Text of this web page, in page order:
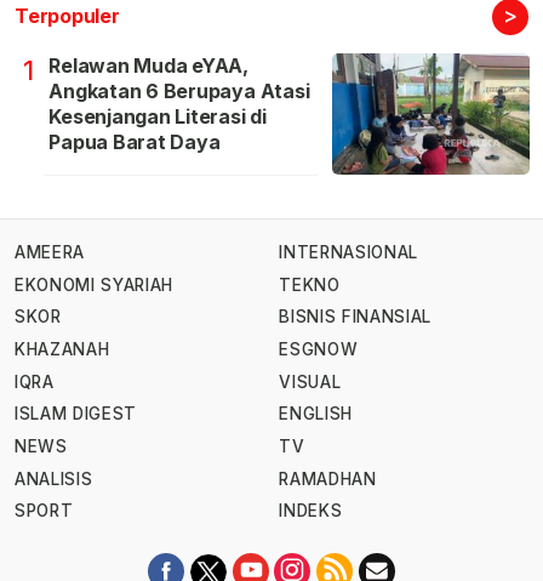
Terpopuler >
1
Relawan Muda eYAA,
Angkatan 6 Berupaya Atasi
Kesenjangan Literasi di
Papua Barat Daya
AMEERA
EKONOMI SYARIAH
SKOR
KHAZANAH
IQRA
ISLAM DIGEST
NEWS
ANALISIS
SPORT
INTERNASIONAL
TEKNO
BISNIS FINANSIAL
ESGNOW
VISUAL
ENGLISH
TV
RAMADHAN
INDEKS